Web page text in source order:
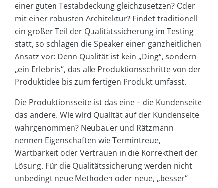
einer guten Testabdeckung gleichzusetzen? Oder
mit einer robusten Architektur? Findet traditionell
ein großer Teil der Qualitätssicherung im Testing
statt, so schlagen die Speaker einen ganzheitlichen
Ansatz vor: Denn Qualität ist kein „Ding“, sondern
„ein Erlebnis“, das alle Produktionsschritte von der
Produktidee bis zum fertigen Produkt umfasst.
Die Produktionsseite ist das eine – die Kundenseite
das andere. Wie wird Qualität auf der Kundenseite
wahrgenommen? Neubauer und Rätzmann
nennen Eigenschaften wie Termintreue,
Wartbarkeit oder Vertrauen in die Korrektheit der
Lösung. Für die Qualitätssicherung werden nicht
unbedingt neue Methoden oder neue, „besser“